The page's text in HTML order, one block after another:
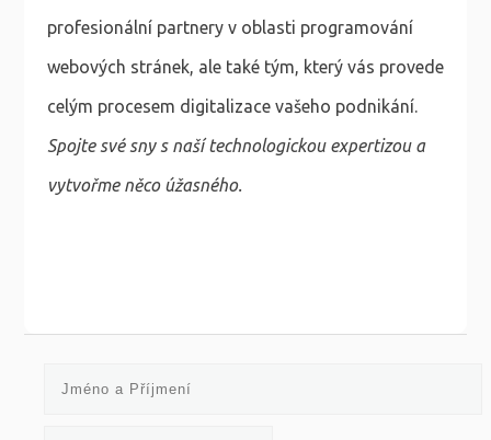
profesionální partnery v oblasti programování
webových stránek, ale také tým, který vás provede
celým procesem digitalizace vašeho podnikání.
Spojte své sny s naší technologickou expertizou a
vytvořme něco úžasného.